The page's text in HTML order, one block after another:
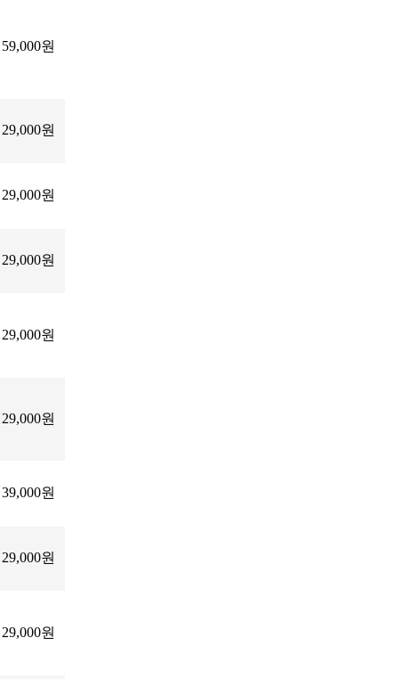
59,000원
29,000원
29,000원
29,000원
29,000원
29,000원
39,000원
29,000원
29,000원